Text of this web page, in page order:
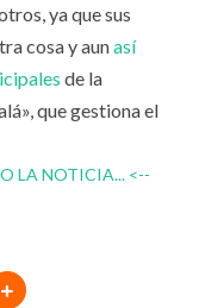
ya que sus
cosa y aunasí
de la
que gestiona el
LA NOTICIA... <--